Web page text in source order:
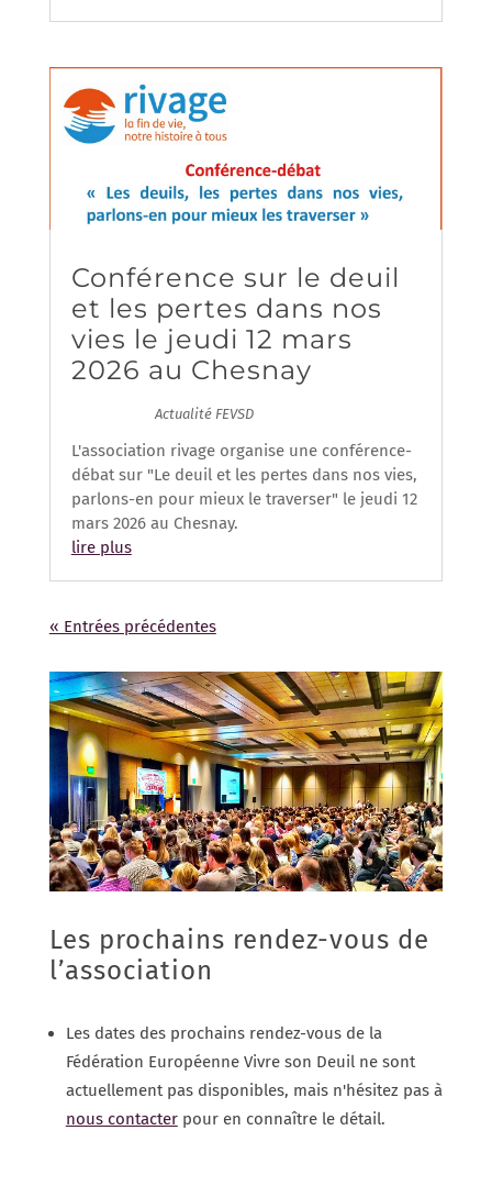
Conférence sur le deuil
et les pertes dans nos
vies le jeudi 12 mars
2026 au Chesnay
|Actualité FEVSD| 0 Commentaires
L'association rivage organise une conférence-
débat sur "Le deuil et les pertes dans nos vies,
parlons-en pour mieux le traverser" le jeudi 12
mars 2026 au Chesnay.
lire plus
« Entrées précédentes
Les prochains rendez-vous de
l’association
Les dates des prochains rendez-vous de la
Fédération Européenne Vivre son Deuil ne sont
actuellement pas disponibles, mais n'hésitez pas à
nous contacterpour en connaître le détail.